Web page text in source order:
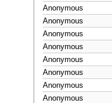
Anonymous
Anonymous
Anonymous
Anonymous
Anonymous
Anonymous
Anonymous
Anonymous